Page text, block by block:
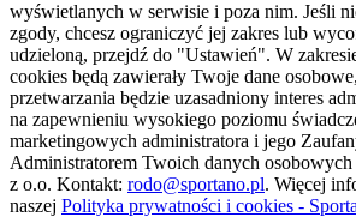
wyświetlanych w serwisie i poza nim. Jeśli
zgody, chcesz ograniczyć jej zakres lub
udzieloną, przejdź do "Ustawień". W
cookies będą zawierały Twoje dane
przetwarzania będzie uzasadniony interes
na zapewnieniu wysokiego poziomu
marketingowych administratora i jego
Administratorem Twoich danych osobowych
z o.o. Kontakt: rodo@sportano.pl. Więcej
naszej Polityka prywatności i cookies -